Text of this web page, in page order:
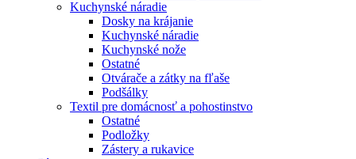
Kuchynské náradie
Dosky na krájanie
Kuchynské náradie
Kuchynské nože
Ostatné
Otvárače a zátky na fľaše
Podšálky
Textil pre domácnosť a pohostinstvo
Ostatné
Podložky
Zástery a rukavice